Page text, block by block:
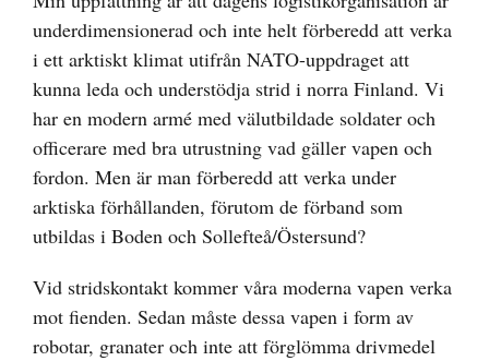
underdimensionerad och inte helt förberedd att verka
i ett arktiskt klimat utifrån NATO-uppdraget att
kunna leda och understödja strid i norra Finland. Vi
har en modern armé med välutbildade soldater och
officerare med bra utrustning vad gäller vapen och
fordon. Men är man förberedd att verka under
arktiska förhållanden, förutom de förband som
utbildas i Boden och Sollefteå/Östersund?
Vid stridskontakt kommer våra moderna vapen verka
mot fienden. Sedan måste dessa vapen i form av
robotar, granater och inte att förglömma drivmedel